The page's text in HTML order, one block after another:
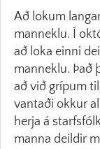
Að lokum
manneklu. Í
að loka einni
manneklu. Það
að við grípum
vantaði okkur
herja á
manna deildir